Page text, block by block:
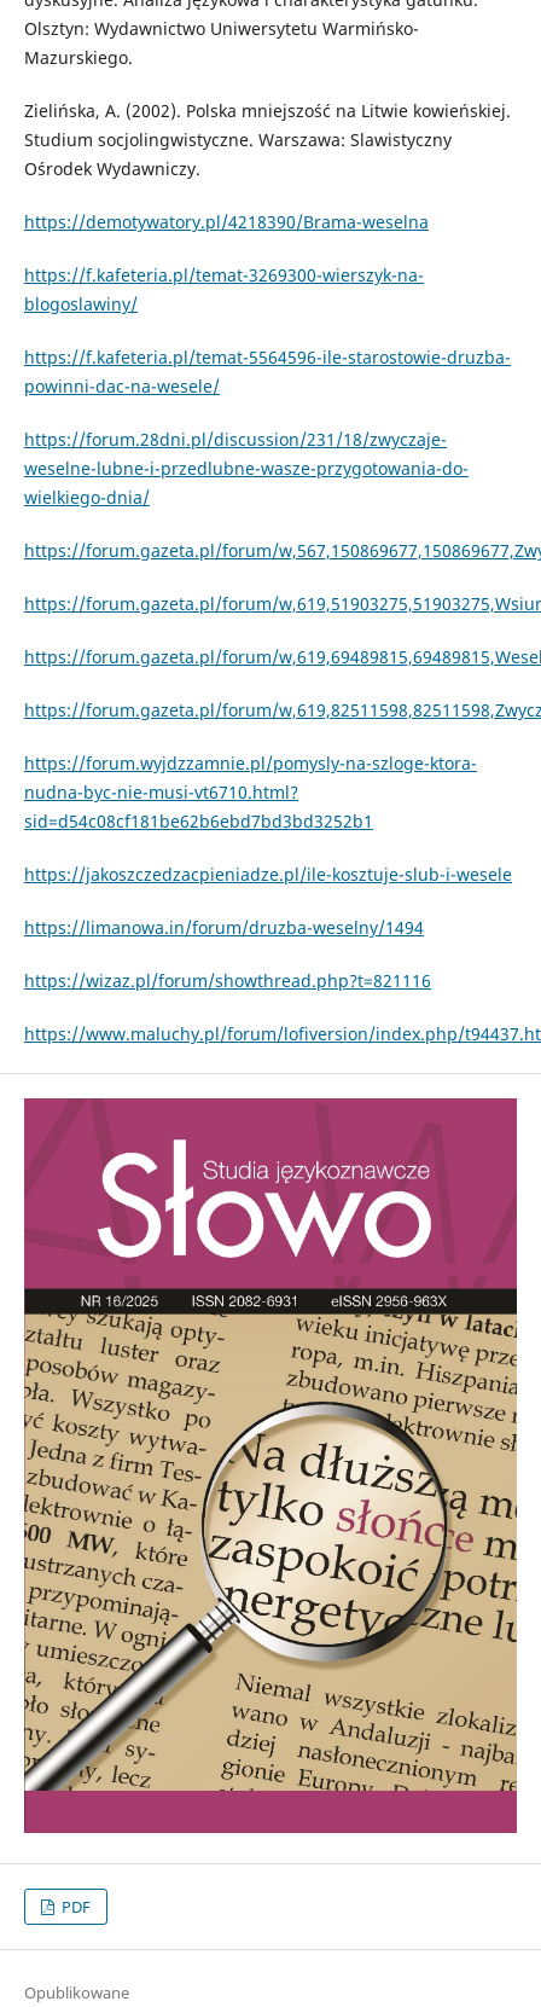
Olsztyn: Wydawnictwo Uniwersytetu Warmińsko-
Mazurskiego.
Zielińska, A. (2002). Polska mniejszość na Litwie kowieńskiej.
Studium socjolingwistyczne. Warszawa: Slawistyczny
Ośrodek Wydawniczy.
https://demotywatory.pl/4218390/Brama-weselna
https://f.kafeteria.pl/temat-3269300-wierszyk-na-
blogoslawiny/
https://f.kafeteria.pl/temat-5564596-ile-starostowie-druzba-
powinni-dac-na-wesele/
https://forum.28dni.pl/discussion/231/18/zwyczaje-
weselne-lubne-i-przedlubne-wasze-przygotowania-do-
wielkiego-dnia/
https://forum.gazeta.pl/forum/
https://forum.gazeta.pl/forum/
https://forum.gazeta.pl/forum/
https://forum.gazeta.pl/forum/
https://forum.wyjdzzamnie.pl/pomysly-na-szloge-ktora-
nudna-byc-nie-musi-vt6710.html?
sid=d54c08cf181be62b6ebd7bd3bd3252b1
https://jakoszczedzacpieniadze.pl/ile-kosztuje-slub-i-wesele
https://limanowa.in/forum/druzba-weselny/1494
https://wizaz.pl/forum/showthread.php?t=821116
https://www.maluchy.pl/forum/lofiversion/index.php/
PDF
Opublikowane